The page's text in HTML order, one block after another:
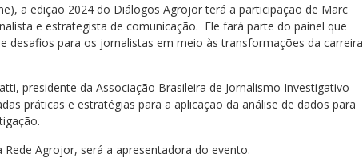
a edição 2024 do Diálogos Agrojor terá a participação de Marc
e estrategista de comunicação. Ele fará parte do painel que
desafios para os jornalistas em meio às transformações da carreira
presidente da Associação Brasileira de Jornalismo Investigativo
práticas e estratégias para a aplicação da análise de dados para
Agrojor, será a apresentadora do evento.